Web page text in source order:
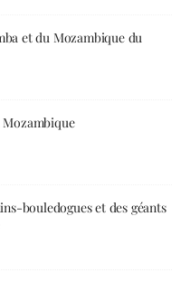
et du Mozambique du
Mozambique
bouledogues et des géants